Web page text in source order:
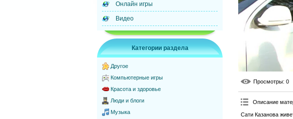
Онлайн игры
Видео
Категории раздела
Другое
Компьютерные игры
Красота и здоровье
Люди и блоги
Музыка
Просмотры: 0
Описание
Сати Казанова